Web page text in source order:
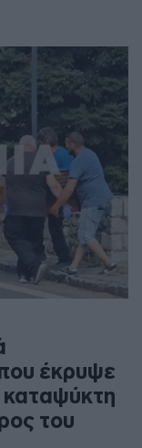
έκρυψε
καταψύκτη
του